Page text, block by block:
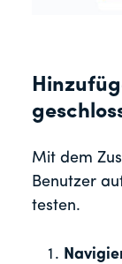
Mit dem
Benutzer
testen.